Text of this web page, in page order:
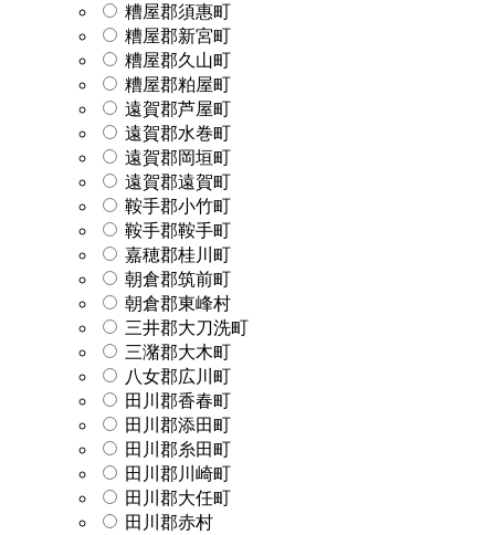
糟屋郡須惠町
糟屋郡新宮町
糟屋郡久山町
糟屋郡粕屋町
遠賀郡芦屋町
遠賀郡水巻町
遠賀郡岡垣町
遠賀郡遠賀町
鞍手郡小竹町
鞍手郡鞍手町
嘉穂郡桂川町
朝倉郡筑前町
朝倉郡東峰村
三井郡大刀洗町
三潴郡大木町
八女郡広川町
田川郡香春町
田川郡添田町
田川郡糸田町
田川郡川崎町
田川郡大任町
田川郡赤村